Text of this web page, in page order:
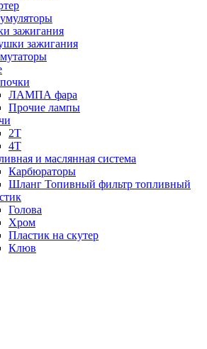
зажигания
зажигания
ЛАМПА фара
Прочие лампы
2T
4T
и маслянная система
Карбюраторы
Шланг Топивный фильтр топливный
Голова
Хром
Пластик на скутер
Клюв